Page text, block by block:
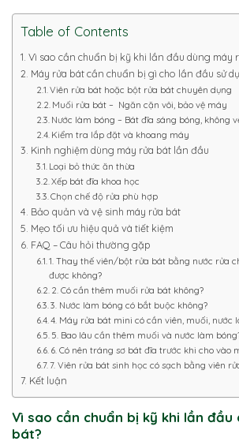
Table of Contents
Vì sao cần chuẩn bị kỹ khi lần đầu dùng máy
Máy rửa bát cần chuẩn bị gì cho lần đầu sử
Viên rửa bát hoặc bột rửa bát chuyên dụng
Muối rửa bát – Ngăn cặn vôi, bảo vệ máy
Nước làm bóng – Bát đĩa sáng bóng, không
Kiểm tra lắp đặt và khoang máy
Kinh nghiệm dùng máy rửa bát lần đầu
Loại bỏ thức ăn thừa
Xếp bát đĩa khoa học
Chọn chế độ rửa phù hợp
Bảo quản và vệ sinh máy rửa bát
Mẹo tối ưu hiệu quả và tiết kiệm
FAQ – Câu hỏi thường gặp
1. Thay thế viên/bột rửa bát bằng nước rửa
được không?
2. Có cần thêm muối rửa bát không?
3. Nước làm bóng có bắt buộc không?
4. Máy rửa bát mini có cần viên, muối, nước
5. Bao lâu cần thêm muối và nước làm
6. Có nên tráng sơ bát đĩa trước khi cho vào
7. Viên rửa bát sinh học có sạch bằng viên
Kết luận
Vì sao cần chuẩn bị kỹ khi lần
bát?